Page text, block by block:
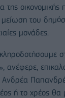
της οικονομικής
μείωση του
μονάδες.
ανέφερε,
ή το χρέος θα